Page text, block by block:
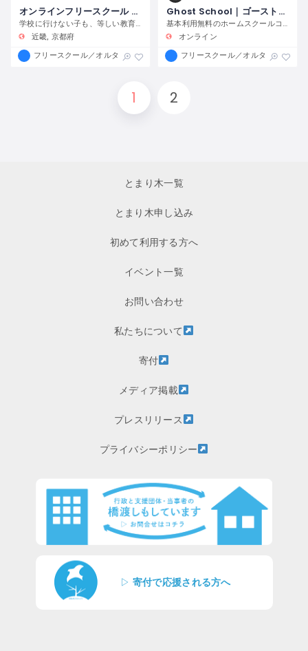
オンラインフリースクール シンガク
学校に行けない子も、等しい教育機会を。
近畿 京都府
フリースクール／オルタナティブスクール
Ghost School｜ゴーストスクール
基本利用無料のホームスクールコミュニティ｜日常の活動アイディアから、雑談、旅育まで
オンライン
フリースクール／オルタナティブス
1 2
とまり木一覧
とまり木申し込み
初めて利用する方へ
イベント一覧
お問い合わせ
私たちについて
寄付
メディア掲載
プレスリリース
プライバシーポリシー
▷ 寄付で応援される方へ